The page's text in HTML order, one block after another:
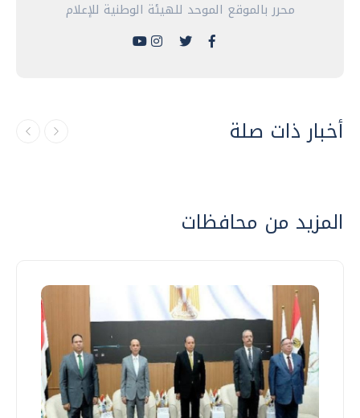
محرر بالموقع الموحد للهيئة الوطنية للإعلام
أخبار ذات صلة
المزيد من محافظات